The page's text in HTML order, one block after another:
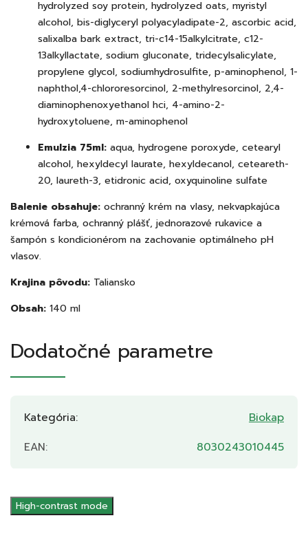
hydrolyzed soy protein, hydrolyzed oats, myristyl
alcohol, bis-diglyceryl polyacyladipate-2, ascorbic acid,
salixalba bark extract, tri-c14-15alkylcitrate, c12-
13alkyllactate, sodium gluconate, tridecylsalicylate,
propylene glycol, sodiumhydrosulfite, p-aminophenol, 1-
naphthol,4-chlororesorcinol, 2-methylresorcinol, 2,4-
diaminophenoxyethanol hci, 4-amino-2-
hydroxytoluene, m-aminophenol
Emulzia 75ml: aqua, hydrogene poroxyde, cetearyl
alcohol, hexyldecyl laurate, hexyldecanol, ceteareth-
20, laureth-3, etidronic acid, oxyquinoline sulfate
Balenie obsahuje: ochranný krém na vlasy, nekvapkajúca
krémová farba, ochranný plášť, jednorazové rukavice a
šampón s kondicionérom na zachovanie optimálneho pH
vlasov.
Krajina pôvodu: Taliansko
Obsah: 140 ml
Dodatočné parametre
Kategória:
Biokap
EAN: 8030243010445
High-contrast mode